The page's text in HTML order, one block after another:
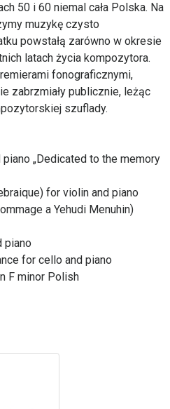
50 i 60 niemal cała Polska. Na
muzykę czysto
powstałą zarówno w okresie
latach życia kompozytora.
fonograficznymi,
zabrzmiały publicznie, leżąc
szuflady.
„Dedicated to the memory
for violin and piano
a Yehudi Menuhin)
piano
for cello and piano
F minor Polish